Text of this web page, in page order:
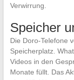
Verwirrung.
Speicher
Die Doro-Telefone
Speicherplatz.
Videos in den
Monate füllt. Das